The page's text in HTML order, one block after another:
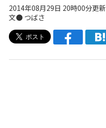
2014年08月29日 20時00分更新
文● つばさ